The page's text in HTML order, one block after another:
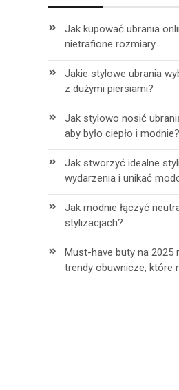
Jak kupować ubrania
nietrafione rozmiary
Jakie stylowe ubrania
z dużymi piersiami?
Jak stylowo nosić
aby było ciepło i modnie?
Jak stworzyć idealne
wydarzenia i unikać
Jak modnie łączyć
stylizacjach?
Must-have buty na 2025
trendy obuwnicze, które